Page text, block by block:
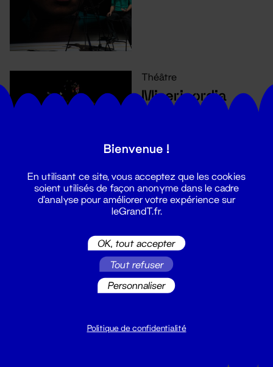
Théâtre
Misericordia
Théâtre
La Grande Marée
28 nov. - 1 déc. 2023
Bienvenue !
En utilisant ce site, vous acceptez que les cookies
soient utilisés de façon anonyme dans le cadre
d'analyse pour améliorer votre expérience sur
leGrandT.fr.
OK, tout accepter
Tout refuser
Personnaliser
Politique de confidentialité